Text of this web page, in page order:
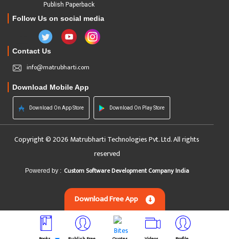
Publish Paperback
Follow Us on social media
Contact Us
info@matrubharti.com
Download Mobile App
Download On App Store Download On Play Store
Copyright © 2026 Matrubharti Technologies Pvt. Ltd. All rights
reserved
Powered by : Custom Software Development Company India
Download Free App